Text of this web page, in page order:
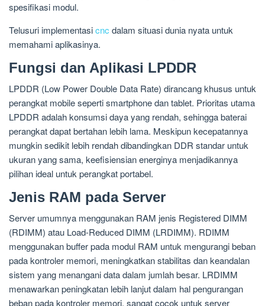
spesifikasi modul.
Telusuri implementasicnc dalam situasi dunia nyata untuk
memahami aplikasinya.
Fungsi dan Aplikasi LPDDR
LPDDR (Low Power Double Data Rate) dirancang khusus untuk
perangkat mobile seperti smartphone dan tablet. Prioritas utama
LPDDR adalah konsumsi daya yang rendah, sehingga baterai
perangkat dapat bertahan lebih lama. Meskipun kecepatannya
mungkin sedikit lebih rendah dibandingkan DDR standar untuk
ukuran yang sama, keefisiensian energinya menjadikannya
pilihan ideal untuk perangkat portabel.
Jenis RAM pada Server
Server umumnya menggunakan RAM jenis Registered DIMM
(RDIMM) atau Load-Reduced DIMM (LRDIMM). RDIMM
menggunakan buffer pada modul RAM untuk mengurangi beban
pada kontroler memori, meningkatkan stabilitas dan keandalan
sistem yang menangani data dalam jumlah besar. LRDIMM
menawarkan peningkatan lebih lanjut dalam hal pengurangan
beban pada kontroler memori, sangat cocok untuk server